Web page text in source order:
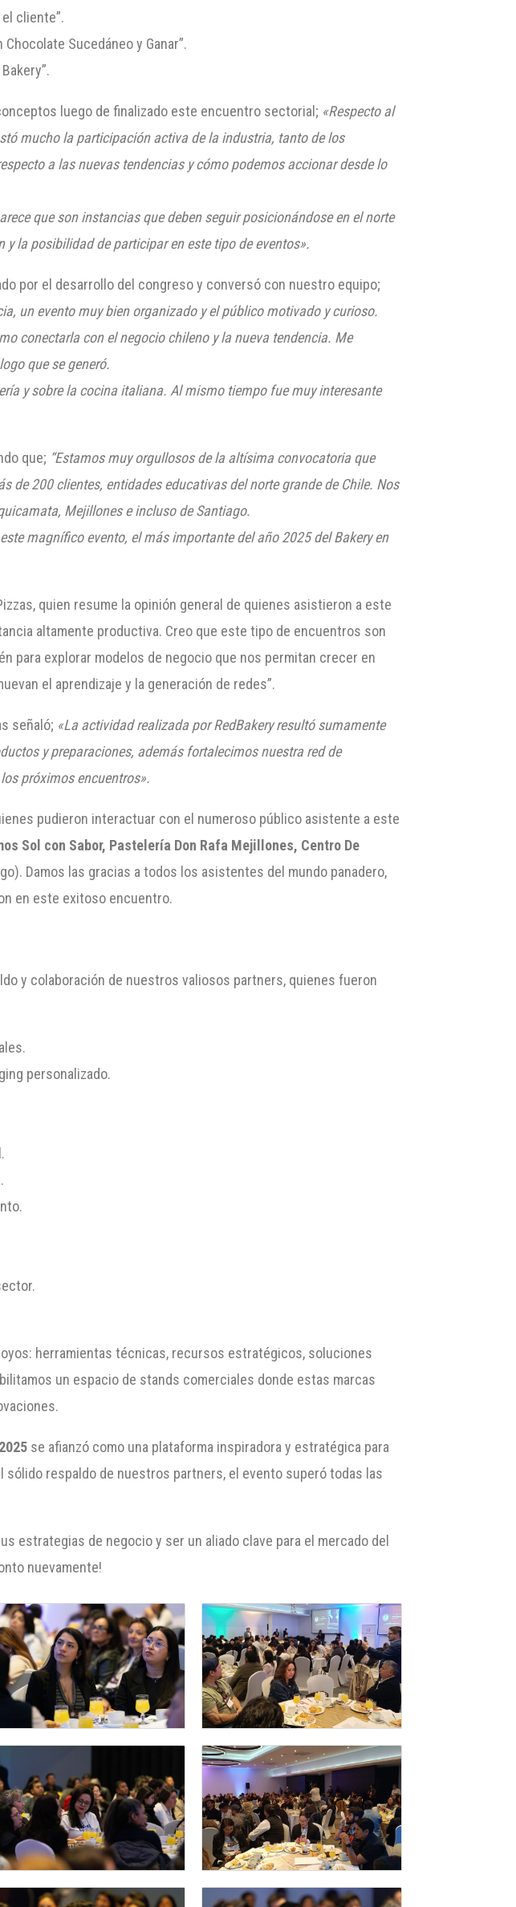
cliente”.
Sucedáneo y Ganar”.
luego de finalizado este encuentro sectorial; «Respecto al
mucho la participación activa de la industria, tanto de los
a las nuevas tendencias y cómo podemos accionar desde lo
que son instancias que deben seguir posicionándose en el norte
la posibilidad de participar en este tipo de eventos».
por el desarrollo del congreso y conversó con nuestro equipo;
un evento muy bien organizado y el público motivado y curioso.
conectarla con el negocio chileno y la nueva tendencia. Me
que se generó.
y sobre la cocina italiana. Al mismo tiempo fue muy interesante
que; “Estamos muy orgullosos de la altísima convocatoria que
de 200 clientes, entidades educativas del norte grande de Chile. Nos
Mejillones e incluso de Santiago.
magnífico evento, el más importante del año 2025 del Bakery en
quien resume la opinión general de quienes asistieron a este
altamente productiva. Creo que este tipo de encuentros son
para explorar modelos de negocio que nos permitan crecer en
el aprendizaje y la generación de redes”.
señaló; «La actividad realizada por RedBakery resultó sumamente
y preparaciones, además fortalecimos nuestra red de
próximos encuentros».
pudieron interactuar con el numeroso público asistente a este
Sol con Sabor, Pastelería Don Rafa Mejillones, Centro De
Damos las gracias a todos los asistentes del mundo panadero,
en este exitoso encuentro.
y colaboración de nuestros valiosos partners, quienes fueron
personalizado.
herramientas técnicas, recursos estratégicos, soluciones
un espacio de stands comerciales donde estas marcas
se afianzó como una plataforma inspiradora y estratégica para
respaldo de nuestros partners, el evento superó todas las
estrategias de negocio y ser un aliado clave para el mercado del
nuevamente!